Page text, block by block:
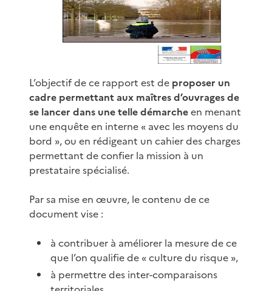
L’objectif de ce rapport est de proposer un
cadre permettant aux maîtres d’ouvrages de
se lancer dans une telle démarcheen menant
une enquête en interne « avec les moyens du
bord », ou en rédigeant un cahier des charges
permettant de confier la mission à un
prestataire spécialisé.
Par sa mise en œuvre, le contenu de ce
document vise :
à contribuer à améliorer la mesure de ce
que l’on qualifie de « culture du risque »,
à permettre des inter-comparaisons